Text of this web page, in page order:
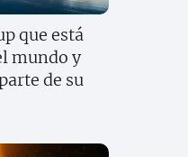
que está
mundo y
de su